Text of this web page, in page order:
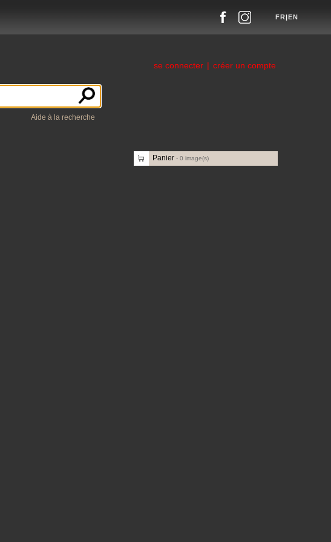
FR|EN
se connecter | créer un compte
Aide à la recherche
Panier - 0 image(s)